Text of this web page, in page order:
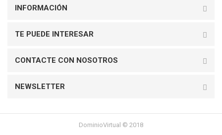
INFORMACIÓN
TE PUEDE INTERESAR
CONTACTE CON NOSOTROS
NEWSLETTER
DominioVirtual © 2018